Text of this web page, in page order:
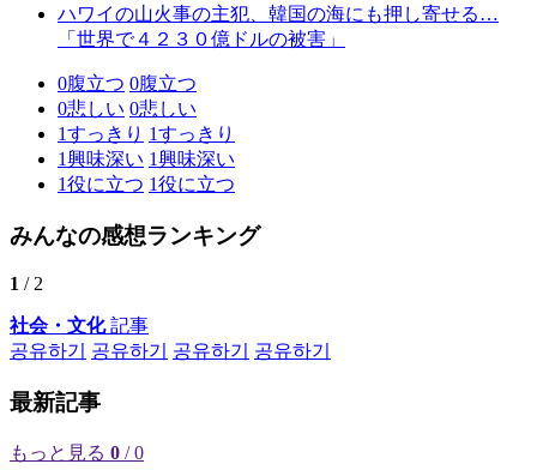
ハワイの山火事の主犯、韓国の海にも押し寄せる…
「世界で４２３０億ドルの被害」
0腹立つ 0腹立つ
0悲しい 0悲しい
1すっきり 1すっきり
1興味深い 1興味深い
1役に立つ 1役に立つ
みんなの感想ランキング
1 / 2
社会・文化記事
공유하기
공유하기 공유하기 공유하기
最新記事
もっと見る 0 / 0